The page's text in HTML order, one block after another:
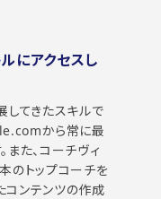
にアクセスし
してきたスキルで
から常に最
また、コーチヴィ
のトップコーチを
コンテンツの作成